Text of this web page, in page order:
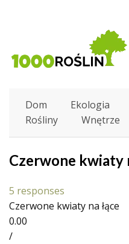
Dom Ekologia
Rośliny
Wnętrze
Czerwone kwiaty
5 responses
Czerwone kwiaty na łące
0.00
/